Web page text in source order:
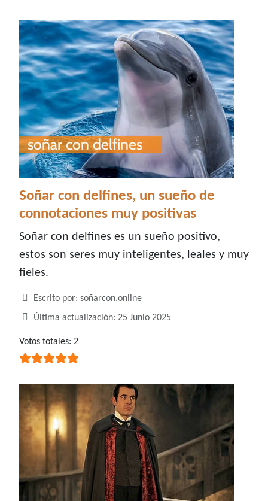
Soñar con delfines, un sueño de
connotaciones muy positivas
Soñar con delfines es un sueño positivo,
estos son seres muy inteligentes, leales y muy
fieles.
Detalles
Escrito por: soñarcon.online
Última actualización: 25 Junio 2025
Ratio:5/5
Votos totales: 2